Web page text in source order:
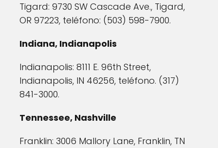
Tigard: 9730 SW Cascade Ave., Tigard,
OR 97223, teléfono: (503) 598-7900.
Indiana, Indianapolis
Indianapolis: 8111 E. 96th Street,
Indianapolis, IN 46256, teléfono. (317)
841-3000.
Tennessee, Nashville
Franklin: 3006 Mallory Lane, Franklin, TN